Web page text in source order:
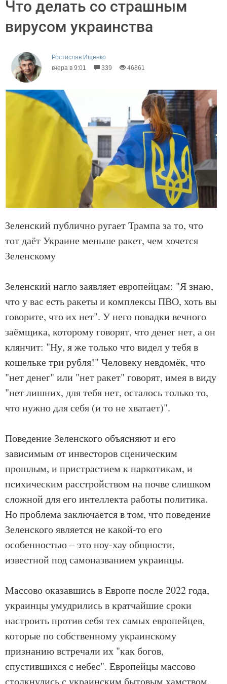
Что делать со страшным
вирусом украинства
Ростислав Ищенко
вчера в 9:01
339 46861
Зеленский публично ругает Трампа за то, что
тот даёт Украине меньше ракет, чем хочется
Зеленскому
Зеленский нагло заявляет европейцам: "Я знаю,
что у вас есть ракеты и комплексы ПВО, хоть вы
говорите, что их нет". У него повадки вечного
заёмщика, которому говорят, что денег нет, а он
клянчит: "Ну, я же только что видел у тебя в
кошельке три рубля!" Человеку невдомёк, что
"нет денег" или "нет ракет" говорят, имея в виду
"нет лишних, для тебя нет, осталось только то,
что нужно для себя (и то не хватает)".
Поведение Зеленского объясняют и его
зависимым от инвесторов сценическим
прошлым, и пристрастием к наркотикам, и
психическим расстройством на почве слишком
сложной для его интеллекта работы политика.
Но проблема заключается в том, что поведение
Зеленского является не какой-то его
особенностью – это ноу-хау общности,
известной под самоназванием украинцы.
Массово оказавшись в Европе после 2022 года,
украинцы умудрились в кратчайшие сроки
настроить против себя тех самых европейцев,
которые по собственному украинскому
признанию встречали их "как богов,
спустившихся с небес". Европейцы массово
столкнулись с украинским бытовым хамством,